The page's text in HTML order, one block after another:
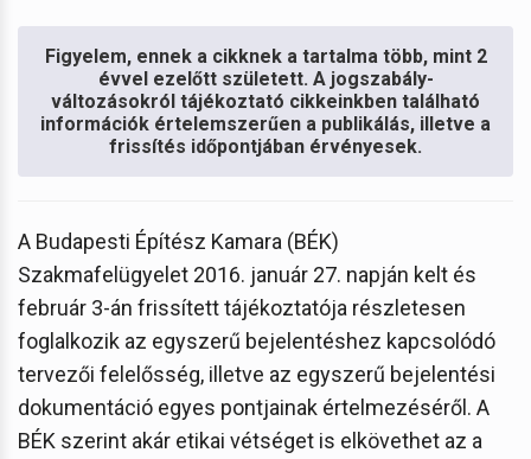
Figyelem, ennek a cikknek a tartalma több, mint 2
évvel ezelőtt született. A jogszabály-
változásokról tájékoztató cikkeinkben található
információk értelemszerűen a publikálás, illetve a
frissítés időpontjában érvényesek.
A Budapesti Építész Kamara (BÉK)
Szakmafelügyelet 2016. január 27. napján kelt és
február 3-án frissített tájékoztatója részletesen
foglalkozik az egyszerű bejelentéshez kapcsolódó
tervezői felelősség, illetve az egyszerű bejelentési
dokumentáció egyes pontjainak értelmezéséről. A
BÉK szerint akár etikai vétséget is elkövethet az a